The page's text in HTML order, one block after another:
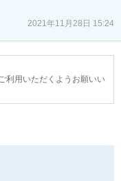
2021年11月28日 15:24
利用いただくようお願いい